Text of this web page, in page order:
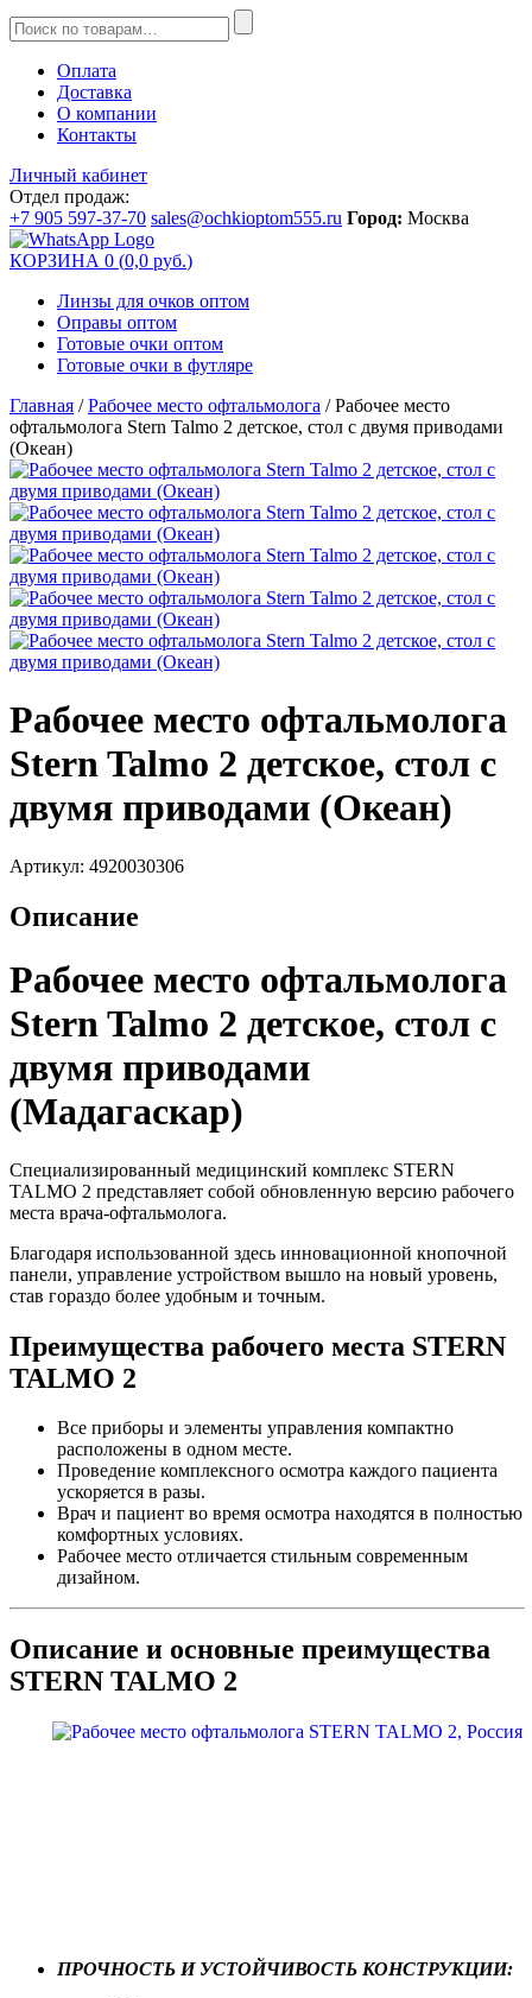
Оплата
Доставка
О компании
Контакты
Личный кабинет
Отдел продаж:
+7 905 597-37-70 sales@ochkioptom555.ru Город: Москва
КОРЗИНА 0 (0,0 руб.)
Линзы для очков оптом
Оправы оптом
Готовые очки оптом
Готовые очки в футляре
Главная /Рабочее место офтальмолога / Рабочее место
офтальмолога Stern Talmo 2 детское, стол с двумя приводами
(Океан)
Рабочее место офтальмолога
Stern Talmo 2 детское, стол с
двумя приводами (Океан)
Артикул: 4920030306
Описание
Рабочее место офтальмолога
Stern Talmo 2 детское, стол с
двумя приводами
(Мадагаскар)
Специализированный медицинский комплекс STERN
TALMO 2 представляет собой обновленную версию рабочего
места врача-офтальмолога.
Благодаря использованной здесь инновационной кнопочной
панели, управление устройством вышло на новый уровень,
став гораздо более удобным и точным.
Преимущества рабочего места STERN
TALMO 2
Все приборы и элементы управления компактно
расположены в одном месте.
Проведение комплексного осмотра каждого пациента
ускоряется в разы.
Врач и пациент во время осмотра находятся в полностью
комфортных условиях.
Рабочее место отличается стильным современным
дизайном.
Описание и основные преимущества
STERN TALMO 2
ПРОЧНОСТЬ И УСТОЙЧИВОСТЬ КОНСТРУКЦИИ: